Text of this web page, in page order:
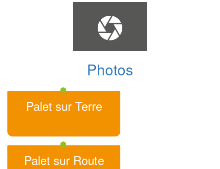
Photos
Palet sur Terre
Palet sur Route